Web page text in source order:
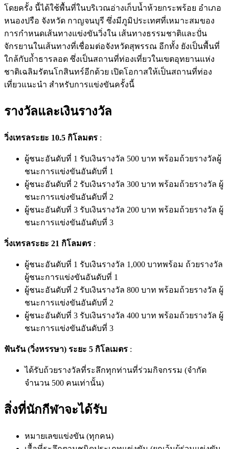
โดยครั้ง นี้ได้ใช้พื้นที่ในบริเวณอ่างเก็บน้ำห้วยกระพร้อย อำเภอ
หนองปรือ จังหวัด กาญจนบุรี ซึ่งมีภูมิประเทศที่เหมาะสมของ
การกำหนดเส้นทางแข่งขันวิ่งใน เส้นทางธรรมชาติและปั่น
จักรยานในเส้นทางที่เชื่อมต่อจังหวัดสุพรรณ อีกทั้ง ยังเป็นพื้นที่
ใกล้กับถ้ำธารลอด ซึ่งเป็นสถานที่ท่องเที่ยวในเขตอุทยานแห่ง
ชาติเฉลิมรัตนโกสินทร์อีกด้วย เปิดโอกาสให้เป็นสถานที่ท่อง
เที่ยวแนะนำ สำหรับการแข่งขันครั้งนี้
รางวัลและเงินรางวัล
วิ่งเทรลระยะ 10.5 กิโลมตร :
ผู้ชนะอันดับที่ 1 รับเงินรางวัล 500 บาท พร้อมถ้วยรางวัลผู้
ชนะการแข่งขันอันดับที่ 1
ผู้ชนะอันดับที่ 2 รับเงินรางวัล 300 บาท พร้อมถ้วยรางวัล ผู้
ชนะการแข่งขันอันดับที่ 2
ผู้ชนะอันดับที่ 3 รับเงินรางวัล 200 บาท พร้อมถ้วยรางวัล ผู้
ชนะการแข่งขันอันดับที่ 3
วิ่งเทรลระยะ 21 กิโลมตร :
ผู้ชนะอันดับที่ 1 รับเงินรางวัล 1,000 บาทพร้อม ถ้วยรางวัล
ผู้ชนะการแข่งขันอันดับที่ 1
ผู้ชนะอันดับที่ 2 รับเงินรางวัล 800 บาท พร้อมถ้วยรางวัล ผู้
ชนะการแข่งขันอันดับที่ 2
ผู้ชนะอันดับที่ 3 รับเงินรางวัล 400 บาท พร้อมถ้วยรางวัล ผู้
ชนะการแข่งขันอันดับที่ 3
ฟันรัน (วิ่งหรรษา) ระยะ 5 กิโลเมตร :
ได้รับถ้วยรางวัลที่ระลึกทุกท่านที่ร่วมกิจกรรม (จำกัด
จำนวน 500 คนเท่านั้น)
สิ่งที่นักกีฬาจะได้รับ
หมายเลขแข่งขัน (ทุกคน)